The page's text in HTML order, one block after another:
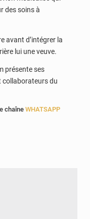
des soins à
avant d’intégrer la
lui une veuve.
présente ses
collaborateurs du
chaîne WHATSAPP